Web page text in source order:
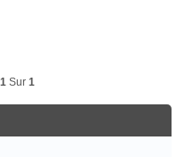
1 Sur 1